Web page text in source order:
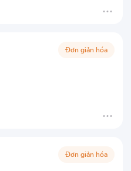
Đơn giản hóa
Đơn giản hóa